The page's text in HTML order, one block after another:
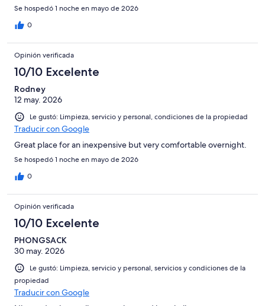
Se hospedó 1 noche en mayo de 2026
0
Opinión verificada
10/10 Excelente
Rodney
12 may. 2026
Le gustó: Limpieza, servicio y personal, condiciones de la propiedad
Traducir con Google
Great place for an inexpensive but very comfortable overnight.
Se hospedó 1 noche en mayo de 2026
0
Opinión verificada
10/10 Excelente
PHONGSACK
30 may. 2026
Le gustó: Limpieza, servicio y personal, servicios y condiciones de la
propiedad
Traducir con Google